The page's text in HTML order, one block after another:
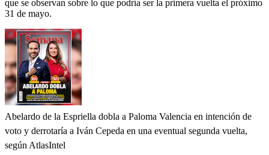
que se observan sobre lo que podría ser la primera vuelta el próximo
31 de mayo.
Abelardo de la Espriella dobla a Paloma Valencia en intención de
voto y derrotaría a Iván Cepeda en una eventual segunda vuelta,
según AtlasIntel